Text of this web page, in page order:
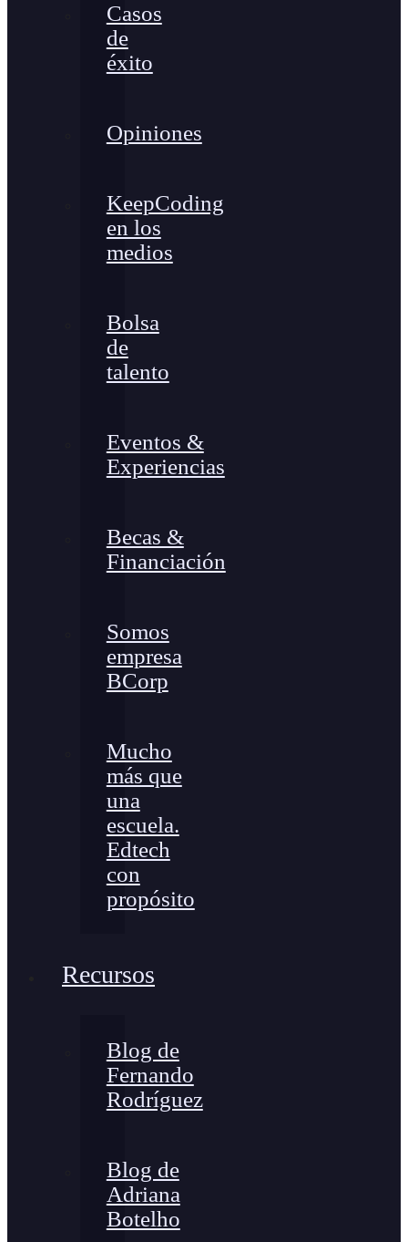
Casos
de
éxito
Opiniones
KeepCoding
en los
medios
Bolsa
de
talento
Eventos &
Experiencias
Becas &
Financiación
Somos
empresa
BCorp
Mucho
más que
una
escuela.
Edtech
con
propósito
Recursos
Blog de
Fernando
Rodríguez
Blog de
Adriana
Botelho